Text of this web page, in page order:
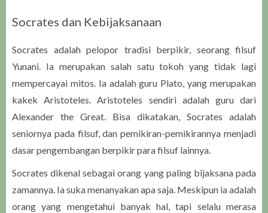
Socrates dan Kebijaksanaan
Socrates adalah pelopor tradisi berpikir, seorang filsuf
Yunani. Ia merupakan salah satu tokoh yang tidak lagi
mempercayai mitos. Ia adalah guru Plato, yang merupakan
kakek Aristoteles. Aristoteles sendiri adalah guru dari
Alexander the Great. Bisa dikatakan, Socrates adalah
seniornya pada filsuf, dan pemikiran-pemikirannya menjadi
dasar pengembangan berpikir para filsuf lainnya.
Socrates dikenal sebagai orang yang paling bijaksana pada
zamannya. Ia suka menanyakan apa saja. Meskipun ia adalah
orang yang mengetahui banyak hal, tapi selalu merasa